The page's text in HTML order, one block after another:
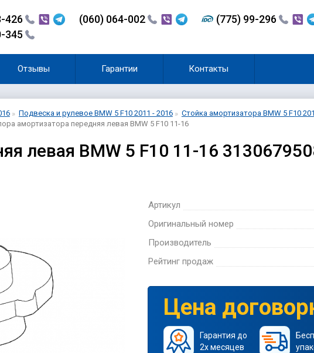
426 (060) 064-002
(775) 99-296
345
Отзывы Гарантии Контакты
Подвеска и рулевое BMW 5 F10 2011 - 2016
Стойка амортизатора BMW 5 F10
амортизатора передняя левая BMW 5 F10 11-16
левая BMW 5 F10 11-16
Артикул
Оригинальный номер
Производитель
Рейтинг продаж
Цена
Гарантия до
2х месяцев